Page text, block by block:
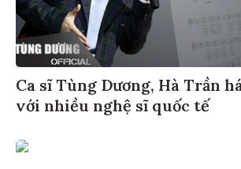
Ca sĩ Tùng Dương, Hà Trần
với nhiều nghệ sĩ quốc tế